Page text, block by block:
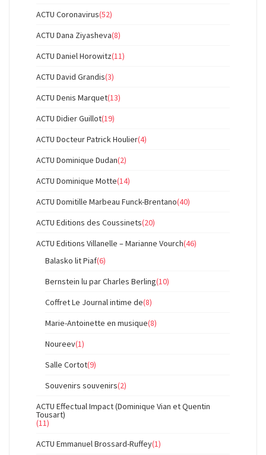
ACTU Coronavirus(52)
ACTU Dana Ziyasheva(8)
ACTU Daniel Horowitz(11)
ACTU David Grandis(3)
ACTU Denis Marquet(13)
ACTU Didier Guillot(19)
ACTU Docteur Patrick Houlier(4)
ACTU Dominique Dudan(2)
ACTU Dominique Motte(14)
ACTU Domitille Marbeau Funck-Brentano(40)
ACTU Editions des Coussinets(20)
ACTU Editions Villanelle – Marianne Vourch(46)
Balasko lit Piaf(6)
Bernstein lu par Charles Berling(10)
Coffret Le Journal intime de(8)
Marie-Antoinette en musique(8)
Noureev(1)
Salle Cortot(9)
Souvenirs souvenirs(2)
ACTU Effectual Impact (Dominique Vian et Quentin
Tousart)
(11)
ACTU Emmanuel Brossard-Ruffey(1)